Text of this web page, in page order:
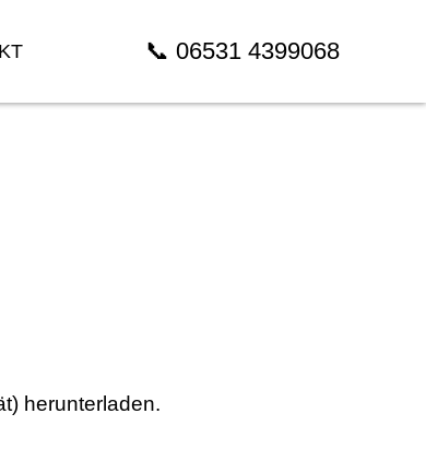
📞 06531 4399068
herunterladen.